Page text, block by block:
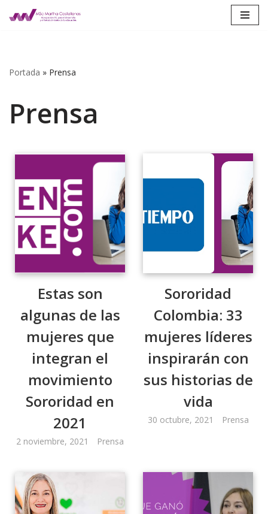
Portada » Prensa
Prensa
Estas son
algunas de las
mujeres que
integran el
movimiento
Sororidad en
2021
2 noviembre, 2021 Prensa
Sororidad
Colombia: 33
mujeres líderes
inspirarán con
sus historias de
vida
30 octubre, 2021 Prensa